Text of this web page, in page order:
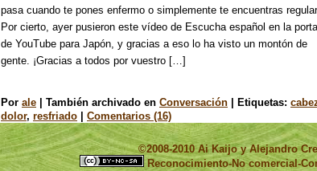
pasa cuando te pones enfermo o simplemente te encuentras
Por cierto, ayer pusieron este vídeo de Escucha español en la
de YouTube para Japón, y gracias a eso lo ha visto un montón de
gente. ¡Gracias a todos por vuestro […]
Por ale También archivado en Conversación Etiquetas:
dolor, resfriado Comentarios (16)
©2008-2010 Ai Kaijo y Alejandro
Reconocimiento-No comercial-